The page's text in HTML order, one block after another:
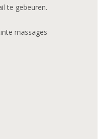
te gebeuren.
massages